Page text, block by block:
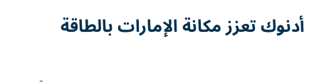
أدنوك تعزز مكانة الإمارات بالطاقة